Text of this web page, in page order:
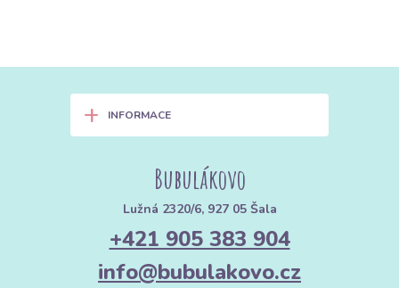
+ INFORMACE
Bubulákovo
Lužná 2320/6, 927 05 Šala
+421 905 383 904
info@bubulakovo.cz